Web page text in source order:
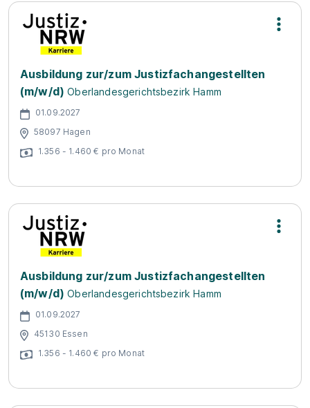
Ausbildung zur/zum Justizfachangestellten
(m/w/d) Oberlandesgerichtsbezirk Hamm
01.09.2027
58097 Hagen
1.356 - 1.460 € pro Monat
Ausbildung zur/zum Justizfachangestellten
(m/w/d) Oberlandesgerichtsbezirk Hamm
01.09.2027
45130 Essen
1.356 - 1.460 € pro Monat